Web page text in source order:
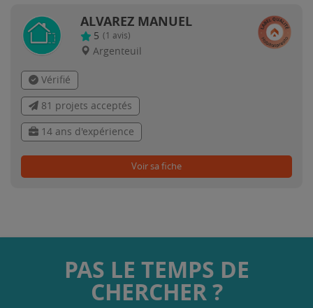
ALVAREZ MANUEL
5 (1 avis)
Argenteuil
Vérifié
81 projets acceptés
14 ans d'expérience
Voir sa fiche
PAS LE TEMPS DE
CHERCHER ?